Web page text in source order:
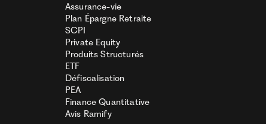
Assurance-vie
Plan Épargne Retraite
SCPI
Private Equity
Produits Structurés
ETF
Défiscalisation
PEA
Finance Quantitative
Avis Ramify